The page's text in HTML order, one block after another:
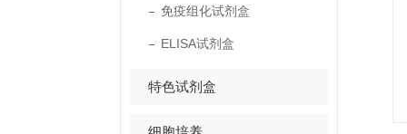
免疫组化试剂盒
ELISA试剂盒
特色试剂盒